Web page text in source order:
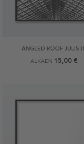
ANGLED ROOF
ALKAEN 15,00 €